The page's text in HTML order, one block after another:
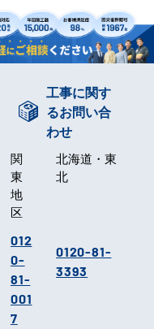
工事に関す
るお問い合
わせ
関
東
地
区
012
0-
81-
001
7
北海道・東
北
0120-81-
3393